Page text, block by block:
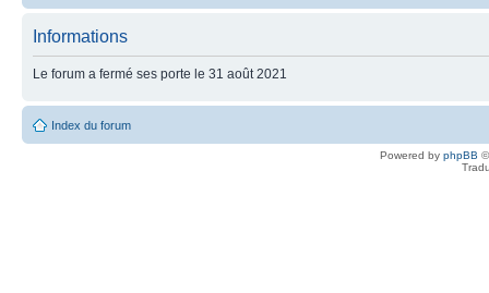
Informations
Le forum a fermé ses porte le 31 août 2021
Index du forum
Powered by phpBB